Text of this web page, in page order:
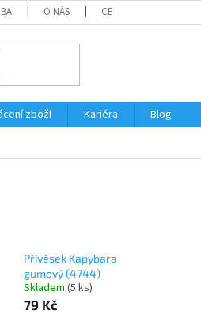
O NÁS CERTIFIKÁTY A NÁVODY
zboží Kariéra
Blog
Přívěsek Kapybara
gumový (4744)
Skladem (5 ks)
79 Kč